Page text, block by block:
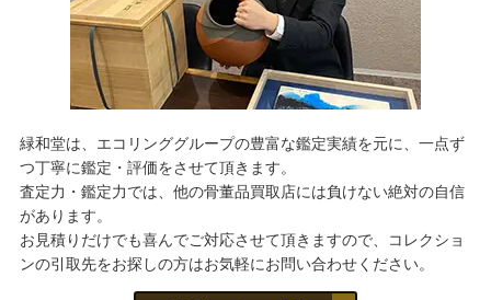
緑和堂は、エコリンググループの豊富な鑑定実績を元に、一点ず
つ丁寧に鑑定・評価をさせて頂きます。
査定力・鑑定力では、他の骨董品買取店には負けない絶対の自信
があります。
お見積りだけでも喜んでご対応させて頂きますので、コレクショ
ンの引取先をお探しの方はお気軽にお問い合わせください。